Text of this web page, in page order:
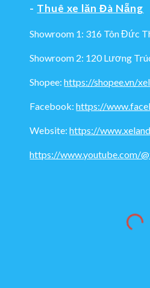
- Thuê xe lăn Đà Nẵng
Showroom 1: 316 Tôn Đức
Showroom 2: 120 Lương
Shopee: https://shopee.vn/
Facebook:https://
Website: https://
https://www.youtube.com/